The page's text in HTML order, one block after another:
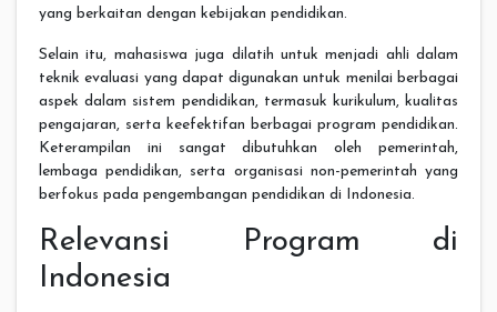
yang berkaitan dengan kebijakan pendidikan.
Selain itu, mahasiswa juga dilatih untuk menjadi ahli dalam
teknik evaluasi yang dapat digunakan untuk menilai berbagai
aspek dalam sistem pendidikan, termasuk kurikulum, kualitas
pengajaran, serta keefektifan berbagai program pendidikan.
Keterampilan ini sangat dibutuhkan oleh pemerintah,
lembaga pendidikan, serta organisasi non-pemerintah yang
berfokus pada pengembangan pendidikan di Indonesia.
Relevansi Program di
Indonesia